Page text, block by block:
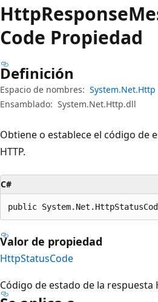
HttpResponse
Code Propiedad
Definición
Espacio de nombres: System.Net.Http
Ensamblado: System.Net.Http.dll
Obtiene o establece el código de
HTTP.
C#
public
Valor de propiedad
HttpStatusCode
Código de estado de la respuesta